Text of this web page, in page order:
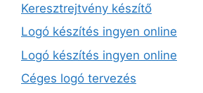
Keresztrejtvény készítő
Logó készítés ingyen online
Logó készítés ingyen online
Céges logó tervezés